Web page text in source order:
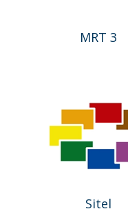
MRT 3
Sitel